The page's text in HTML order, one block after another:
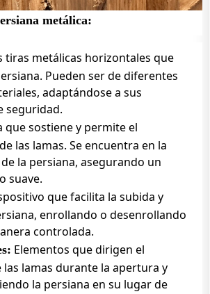
metálica:
tiras metálicas horizontales que
Pueden ser de diferentes
adaptándose a sus
seguridad.
que sostiene y permite el
las lamas. Se encuentra en la
la persiana, asegurando un
suave.
que facilita la subida y
enrollando o desenrollando
controlada.
Elementos que dirigen el
lamas durante la apertura y
la persiana en su lugar de